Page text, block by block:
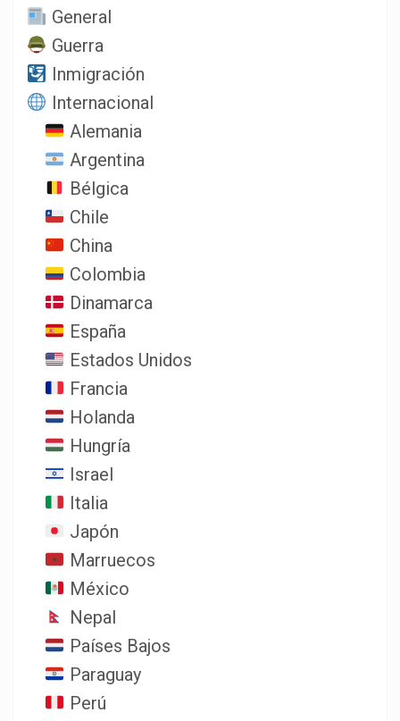
General
Guerra
Inmigración
Internacional
Alemania
Argentina
Bélgica
Chile
China
Colombia
Dinamarca
España
Estados Unidos
Francia
Holanda
Hungría
Israel
Italia
Japón
Marruecos
México
Nepal
Países Bajos
Paraguay
Perú